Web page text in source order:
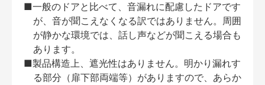
■一般のドアと比べて、音漏れに配慮したドアです
が、音が聞こえなくなる訳ではありません。周囲
が静かな環境では、話し声などが聞こえる場合も
あります。
■製品構造上、遮光性はありません。明かり漏れす
る部分（扉下部両端等）がありますので、あらか